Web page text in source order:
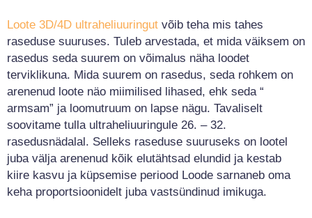
Loote 3D/4D ultraheliuuringut võib teha mis tahes
raseduse suuruses. Tuleb arvestada, et mida väiksem on
rasedus seda suurem on võimalus näha loodet
terviklikuna. Mida suurem on rasedus, seda rohkem on
arenenud loote näo miimilised lihased, ehk seda “
armsam” ja loomutruum on lapse nägu. Tavaliselt
soovitame tulla ultraheliuuringule 26. – 32.
rasedusnädalal. Selleks raseduse suuruseks on lootel
juba välja arenenud kõik elutähtsad elundid ja kestab
kiire kasvu ja küpsemise periood Loode sarnaneb oma
keha proportsioonidelt juba vastsündinud imikuga.